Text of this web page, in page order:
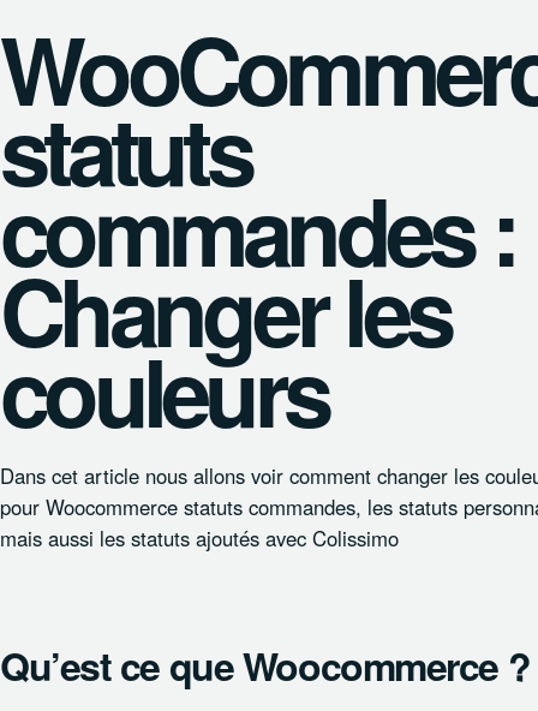
statuts
commandes :
Changer les
couleurs
Dans cet article nous allons voir comment changer les
pour Woocommerce statuts commandes, les statuts
mais aussi les statuts ajoutés avec Colissimo
Qu’est ce que Woocommerce ?